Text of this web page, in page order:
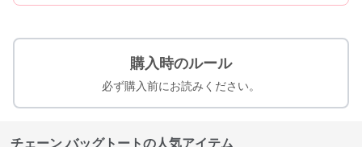
購入時のルール
必ず購入前にお読みください。
チェーン バッグトートの人気アイテム